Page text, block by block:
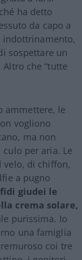
ha detto
da capo a
indottrinamento,
sospettare un
che “tutte
ammettere, le
vogliono
ma non
per aria. Le
velo, di chiffon,
a pugno
giudei le
crema solare,
purissima. Io
una famiglia
coi tre